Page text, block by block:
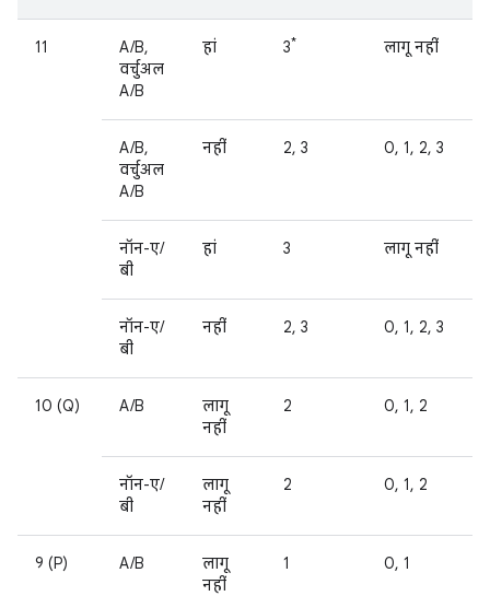
11
A/B,
वर्चुअल
A/B
हां 3* लागू नहीं
A/B,
वर्चुअल
A/B
नहीं 2, 3 0, 1, 2, 3
नॉन-ए/
बी
हां 3 लागू नहीं
नॉन-ए/
बी
नहीं 2, 3 0, 1, 2, 3
10 (Q) A/B
लागू
नहीं
2 0, 1, 2
नॉन-ए/
बी
लागू
नहीं
2 0, 1, 2
9 (P) A/B
लागू
नहीं
1 0, 1